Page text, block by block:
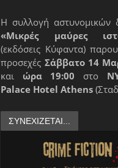
Η συλλογή αστυνομικών
«Μικρές μαύρες
(εκδόσεις Κύφαντα)
προσεχές Σάββατο 14
και ώρα 19:00 στο
Palace Hotel Athens
ΣΥΝΕΧΊΖΕΤΑΙ...